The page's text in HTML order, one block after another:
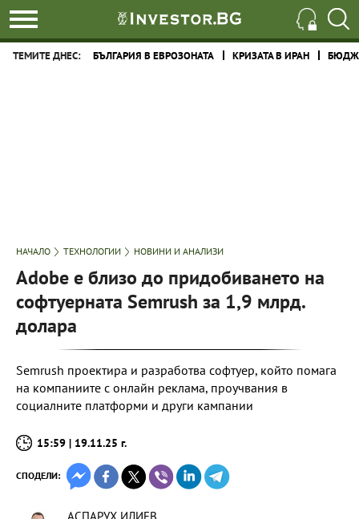
ТЕМИТЕ ДНЕС: БЪЛГАРИЯ В ЕВРОЗОНАТА КРИЗАТА В ИРАН
НАЧАЛО ТЕХНОЛОГИИ НОВИНИ И АНАЛИЗИ
Adobe е близо до придобиването на
софтуерната Semrush за 1,9 млрд.
долара
Semrush проектира и разработва софтуер, който помага
на компаниите с онлайн реклама, проучвания в
социалните платформи и други кампании
15:59 | 19.11.25 г.
СПОДЕЛИ: